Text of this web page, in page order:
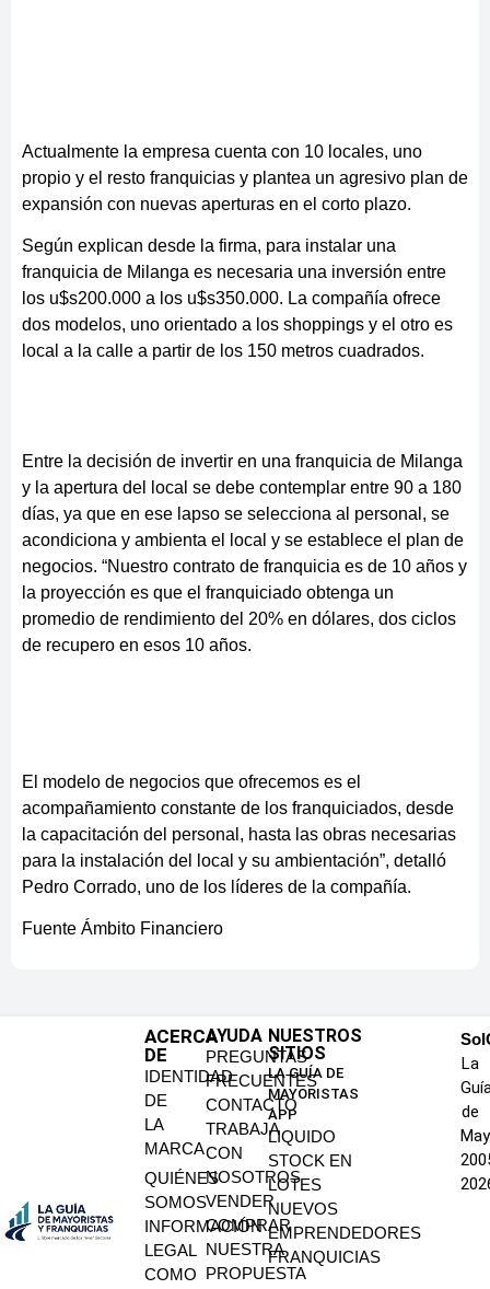
Actualmente la empresa cuenta con 10 locales, uno
propio y el resto franquicias y plantea un agresivo plan de
expansión con nuevas aperturas en el corto plazo.
Según explican desde la firma, para instalar una
franquicia de Milanga es necesaria una inversión entre
los u$s200.000 a los u$s350.000. La compañía ofrece
dos modelos, uno orientado a los shoppings y el otro es
local a la calle a partir de los 150 metros cuadrados.
Entre la decisión de invertir en una franquicia de Milanga
y la apertura del local se debe contemplar entre 90 a 180
días, ya que en ese lapso se selecciona al personal, se
acondiciona y ambienta el local y se establece el plan de
negocios. “Nuestro contrato de franquicia es de 10 años y
la proyección es que el franquiciado obtenga un
promedio de rendimiento del 20% en dólares, dos ciclos
de recupero en esos 10 años.
El modelo de negocios que ofrecemos es el
acompañamiento constante de los franquiciados, desde
la capacitación del personal, hasta las obras necesarias
para la instalación del local y su ambientación”, detalló
Pedro Corrado, uno de los líderes de la compañía.
Fuente Ámbito Financiero
ACERCA
DE
IDENTIDAD
DE
LA
MARCA
QUIÉNES
SOMOS
INFORMACIÓN
LEGAL
COMO
AYUDA
PREGUNTAS
FRECUENTES
CONTACTO
TRABAJA
CON
NOSOTROS
VENDER
COMPRAR
NUESTRA
PROPUESTA
NUESTROS
SITIOS
LA GUÍA DE
MAYORISTAS
APP
LIQUIDO
STOCK EN
LOTES
NUEVOS
EMPRENDEDORES
FRANQUICIAS
La
de